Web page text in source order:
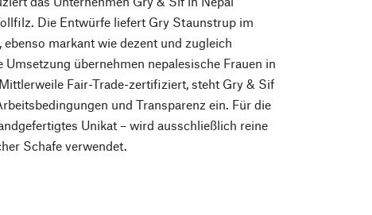
Die Entwürfe liefert Gry Staunstrup im
markant wie dezent und zugleich
übernehmen nepalesische Frauen in
Fair-Trade-zertifiziert, steht Gry & Sif
und Transparenz ein. Für die
Unikat – wird ausschließlich reine
Schafe verwendet.